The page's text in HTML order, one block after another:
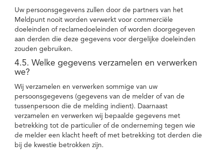
Uw persoonsgegevens zullen door de partners van het
Meldpunt nooit worden verwerkt voor commerciële
doeleinden of reclamedoeleinden of worden doorgegeven
aan derden die deze gegevens voor dergelijke doeleinden
zouden gebruiken.
4.5. Welke gegevens verzamelen en verwerken
we?
Wij verzamelen en verwerken sommige van uw
persoonsgegevens (gegevens van de melder of van de
tussenpersoon die de melding indient). Daarnaast
verzamelen en verwerken wij bepaalde gegevens met
betrekking tot de particulier of de onderneming tegen wie
de melder een klacht heeft of met betrekking tot derden die
bij de kwestie betrokken zijn.